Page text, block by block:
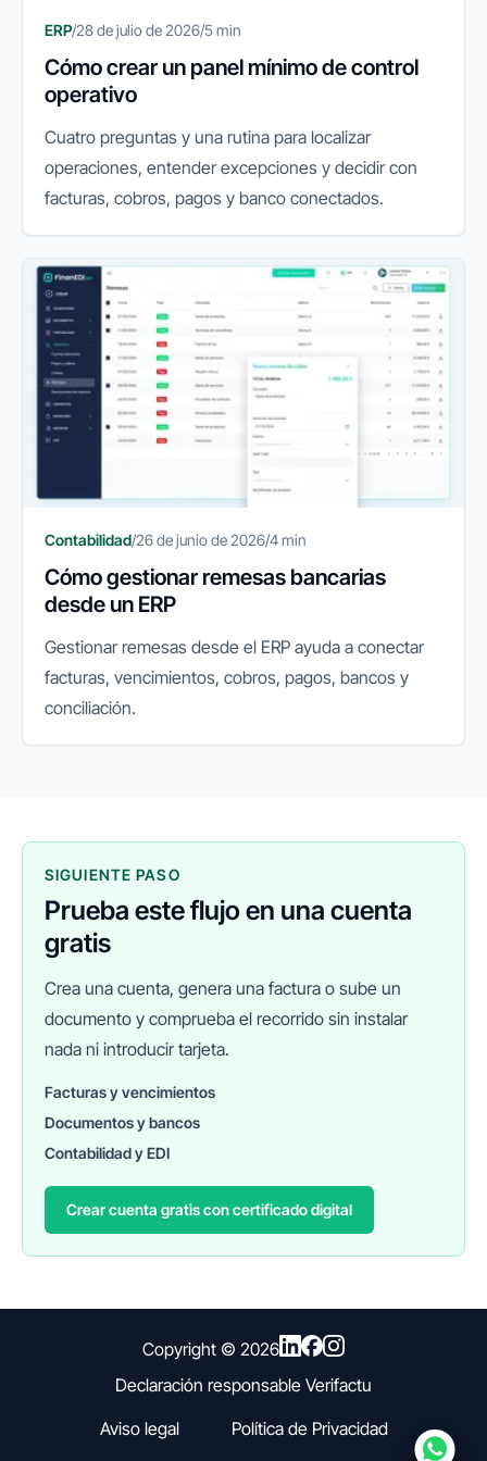
ERP/28 de julio de 2026/5 min
Cómo crear un panel mínimo de control
operativo
Cuatro preguntas y una rutina para localizar
operaciones, entender excepciones y decidir con
facturas, cobros, pagos y banco conectados.
Contabilidad/26 de junio de 2026/4 min
Cómo gestionar remesas bancarias
desde un ERP
Gestionar remesas desde el ERP ayuda a conectar
facturas, vencimientos, cobros, pagos, bancos y
conciliación.
SIGUIENTE PASO
Prueba este flujo en una cuenta
gratis
Crea una cuenta, genera una factura o sube un
documento y comprueba el recorrido sin instalar
nada ni introducir tarjeta.
Facturas y vencimientos
Documentos y bancos
Contabilidad y EDI
Crear cuenta gratis con certificado digital
Copyright © 2026
Declaración responsable Verifactu
Aviso legal
Política de Privacidad
FINANEDI
Hablemos ahora
Pedir información sobre FinanEDI